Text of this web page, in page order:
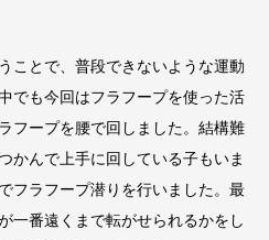
ことで、普段できないような運動
でも今回はフラフープを使った活
フープを腰で回しました。結構難
かんで上手に回している子もいま
フラフープ潜りを行いました。最
一番遠くまで転がせられるかをし